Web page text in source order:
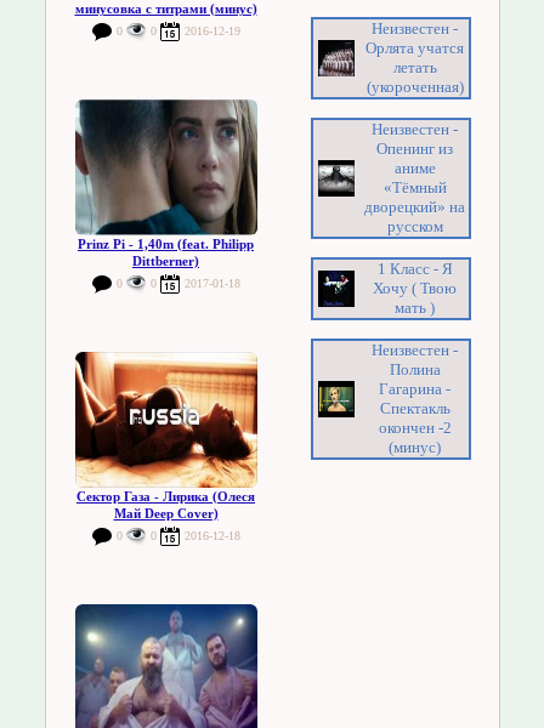
минусовка с титрами (минус)
0 0 2016-12-19
Prinz Pi - 1,40m (feat. Philipp
Dittberner)
0 0 2017-01-18
Сектор Газа - Лирика (Олеся
Май Deep Cover)
0 0 2016-12-18
Неизвестен -
Орлята учатся
летать
(укороченная)
Неизвестен -
Опенинг из
аниме
«Тёмный
дворецкий» на
русском
1 Класс - Я
Хочу ( Твою
мать )
Неизвестен -
Полина
Гагарина -
Спектакль
окончен -2
(минус)